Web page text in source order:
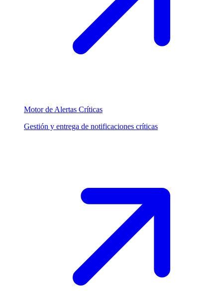
Motor de Alertas Críticas
Gestión y entrega de notificaciones críticas